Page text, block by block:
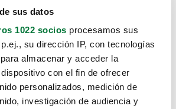
sus datos
1022 socios procesamos sus
su dirección IP, con tecnologías
almacenar y acceder la
con el fin de ofrecer
personalizados, medición de
investigación de audiencia y
no sabemos como
hasta aquí.